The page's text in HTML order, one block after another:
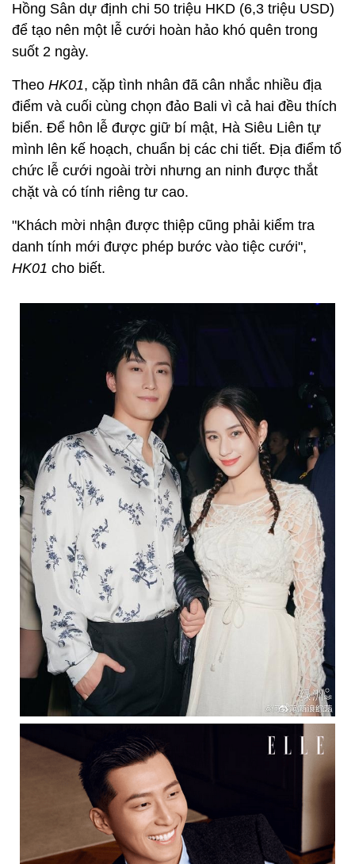
Hồng Sân dự định chi 50 triệu HKD (6,3 triệu USD)
để tạo nên một lễ cưới hoàn hảo khó quên trong
suốt 2 ngày.
Theo HK01, cặp tình nhân đã cân nhắc nhiều địa
điểm và cuối cùng chọn đảo Bali vì cả hai đều thích
biển. Để hôn lễ được giữ bí mật, Hà Siêu Liên tự
mình lên kế hoạch, chuẩn bị các chi tiết. Địa điểm tổ
chức lễ cưới ngoài trời nhưng an ninh được thắt
chặt và có tính riêng tư cao.
"Khách mời nhận được thiệp cũng phải kiểm tra
danh tính mới được phép bước vào tiệc cưới",
HK01 cho biết.